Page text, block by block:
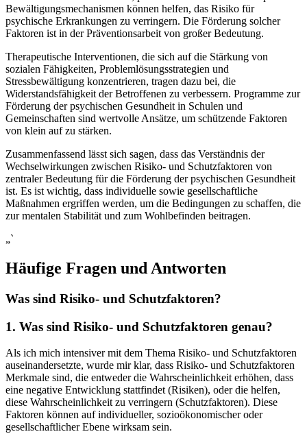
Bewältigungsmechanismen können helfen, das Risiko für
psychische Erkrankungen zu verringern. Die ⁣Förderung solcher
Faktoren ist ‍in der Präventionsarbeit von großer ‌Bedeutung.
Therapeutische Interventionen, die sich auf⁣ die‌ Stärkung von
sozialen Fähigkeiten, Problemlösungsstrategien und⁣
Stressbewältigung konzentrieren, tragen⁣ dazu bei, die
Widerstandsfähigkeit der Betroffenen zu verbessern. Programme ⁣zur‍
Förderung der psychischen Gesundheit in Schulen und
Gemeinschaften⁤ sind wertvolle Ansätze, um schützende Faktoren
von klein auf zu stärken.
Zusammenfassend lässt sich sagen, dass das ⁢Verständnis der
⁤Wechselwirkungen zwischen Risiko- und ​Schutzfaktoren von
zentraler Bedeutung⁣ für die Förderung der psychischen Gesundheit
ist. Es ist wichtig, dass individuelle sowie gesellschaftliche
Maßnahmen⁢ ergriffen⁢ werden, um die Bedingungen‌ zu schaffen, die
⁤zur mentalen Stabilität und zum Wohlbefinden beitragen.
„`
Häufige Fragen und Antworten
Was sind Risiko- und Schutzfaktoren?
1. Was sind Risiko- und Schutzfaktoren genau?
Als ich mich intensiver mit dem Thema Risiko- und Schutzfaktoren
auseinandersetzte, ⁣wurde mir klar,⁣ dass ⁢Risiko- und Schutzfaktoren
Merkmale sind, die entweder die Wahrscheinlichkeit erhöhen, dass⁣
eine negative ⁢Entwicklung stattfindet (Risiken), ⁣oder die⁤ helfen,
diese Wahrscheinlichkeit zu verringern (Schutzfaktoren). Diese
Faktoren können auf individueller, sozioökonomischer oder
gesellschaftlicher Ebene wirksam ‍sein.